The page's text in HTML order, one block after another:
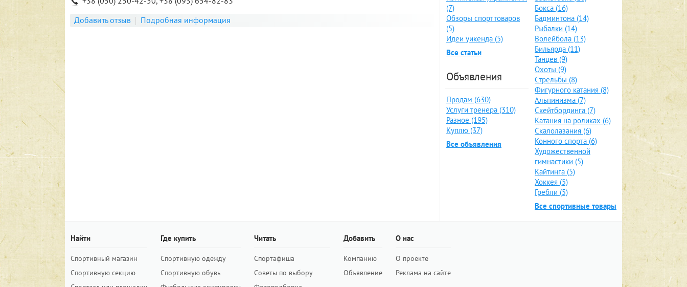
Добавить отзыв
Подробная информация
(7)
Обзоры спорттоваров
(5)
Идеи уикенда (5)
Все статьи
Объявления
Продам (630)
Услуги тренера (310)
Разное (195)
Куплю (37)
Все объявления
Бокса (16)
Бадминтона (14)
Рыбалки (14)
Волейбола (13)
Бильярда (11)
Танцев (9)
Охоты (9)
Стрельбы (8)
Фигурного катания (8)
Альпинизма (7)
Скейтбординга (7)
Катания на роликах (6)
Скалолазания (6)
Конного спорта (6)
Художественной
гимнастики (5)
Кайтинга (5)
Хоккея (5)
Гребли (5)
Все спортивные товары
Найти
Спортивный магазин
Спортивную секцию
Где купить
Спортивную одежду
Спортивную обувь
Читать
Спортафиша
Советы по выбору
Добавить
Компанию
Объявление
О нас
О проекте
Реклама на сайте